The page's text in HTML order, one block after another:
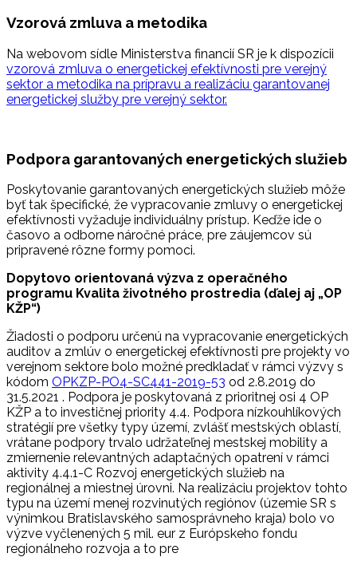
Vzorová zmluva a metodika
Na webovom sídle Ministerstva financií SR je k dispozícii
vzorová zmluva o energetickej efektívnosti pre verejný
sektor a metodika na prípravu a realizáciu garantovanej
energetickej služby pre verejný sektor.
Podpora garantovaných energetických služieb
Poskytovanie garantovaných energetických služieb môže
byť tak špecifické, že vypracovanie zmluvy o energetickej
efektívnosti vyžaduje individuálny prístup. Keďže ide o
časovo a odborne náročné práce, pre záujemcov sú
pripravené rôzne formy pomoci.
Dopytovo orientovaná výzva z operačného
programu Kvalita životného prostredia (ďalej aj „OP
KŽP“)
Žiadosti o podporu určenú na vypracovanie energetických
auditov a zmlúv o energetickej efektívnosti pre projekty vo
verejnom sektore bolo možné predkladať v rámci výzvy s
kódom OPKZP-PO4-SC441-2019-53 od 2.8.2019 do
31.5.2021 . Podpora je poskytovaná z prioritnej osi 4 OP
KŽP a to investičnej priority 4.4. Podpora nízkouhlíkových
stratégií pre všetky typy území, zvlášť mestských oblastí,
vrátane podpory trvalo udržateľnej mestskej mobility a
zmiernenie relevantných adaptačných opatrení v rámci
aktivity 4.4.1-C Rozvoj energetických služieb na
regionálnej a miestnej úrovni. Na realizáciu projektov tohto
typu na území menej rozvinutých regiónov (územie SR s
výnimkou Bratislavského samosprávneho kraja) bolo vo
výzve vyčlenených 5 mil. eur z Európskeho fondu
regionálneho rozvoja a to pre